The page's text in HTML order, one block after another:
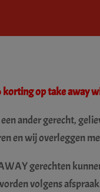
op take away
ander gerecht,
en wij overleggen
gerechten
volgens